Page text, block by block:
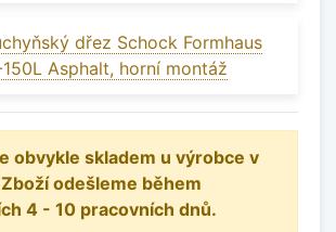
dřez Schock Formhaus
Asphalt, horní montáž
obvykle skladem u výrobce v
odešleme během
4 - 10 pracovních dnů.